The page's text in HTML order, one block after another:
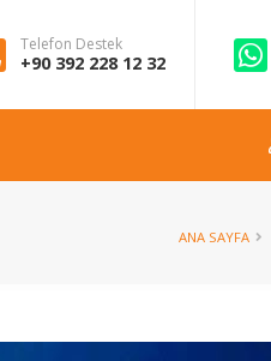
Telefon Destek
+90 392 228 12 32
ANA SAYFA